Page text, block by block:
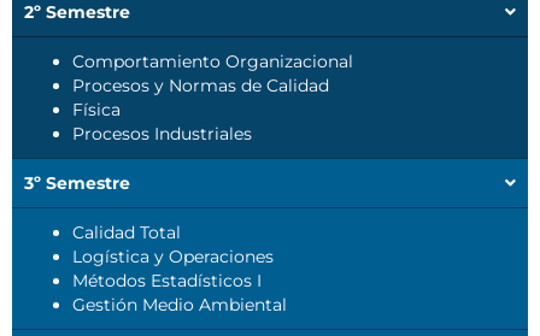
2º Semestre
Comportamiento Organizacional
Procesos y Normas de Calidad
Física
Procesos Industriales
3º Semestre
Calidad Total
Logística y Operaciones
Métodos Estadísticos I
Gestión Medio Ambiental